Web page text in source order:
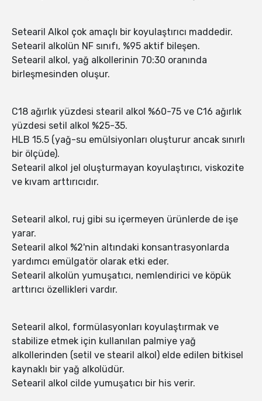
Setearil Alkol çok amaçlı bir koyulaştırıcı maddedir.
Setearil alkolün NF sınıfı, %95 aktif bileşen.
Setearil alkol, yağ alkollerinin 70:30 oranında
birleşmesinden oluşur.
C18 ağırlık yüzdesi stearil alkol %60-75 ve C16 ağırlık
yüzdesi setil alkol %25-35.
HLB 15.5 (yağ-su emülsiyonları oluşturur ancak sınırlı
bir ölçüde).
Setearil alkol jel oluşturmayan koyulaştırıcı, viskozite
ve kıvam arttırıcıdır.
Setearil alkol, ruj gibi su içermeyen ürünlerde de işe
yarar.
Setearil alkol %2'nin altındaki konsantrasyonlarda
yardımcı emülgatör olarak etki eder.
Setearil alkolün yumuşatıcı, nemlendirici ve köpük
arttırıcı özellikleri vardır.
Setearil alkol, formülasyonları koyulaştırmak ve
stabilize etmek için kullanılan palmiye yağ
alkollerinden (setil ve stearil alkol) elde edilen bitkisel
kaynaklı bir yağ alkolüdür.
Setearil alkol cilde yumuşatıcı bir his verir.